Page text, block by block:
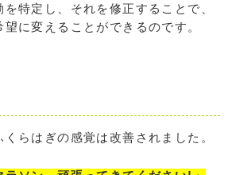
特定し、それを修正することで、
に変えることができるのです。
らはぎの感覚は改善されました。